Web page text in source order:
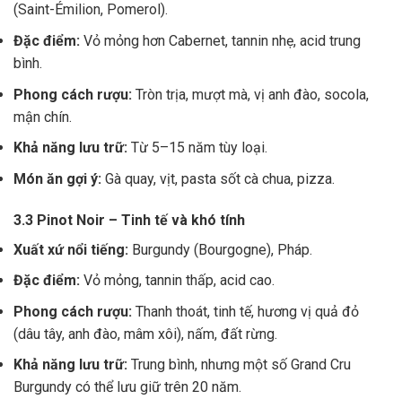
(Saint-Émilion, Pomerol).
Đặc điểm: Vỏ mỏng hơn Cabernet, tannin nhẹ, acid trung
bình.
Phong cách rượu: Tròn trịa, mượt mà, vị anh đào, socola,
mận chín.
Khả năng lưu trữ: Từ 5–15 năm tùy loại.
Món ăn gợi ý: Gà quay, vịt, pasta sốt cà chua, pizza.
3.3 Pinot Noir – Tinh tế và khó tính
Xuất xứ nổi tiếng: Burgundy (Bourgogne), Pháp.
Đặc điểm: Vỏ mỏng, tannin thấp, acid cao.
Phong cách rượu: Thanh thoát, tinh tế, hương vị quả đỏ
(dâu tây, anh đào, mâm xôi), nấm, đất rừng.
Khả năng lưu trữ: Trung bình, nhưng một số Grand Cru
Burgundy có thể lưu giữ trên 20 năm.